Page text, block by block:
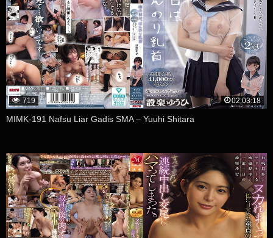
719 02:03:18
MIMK-191 Nafsu Liar Gadis SMA – Yuuhi Shitara